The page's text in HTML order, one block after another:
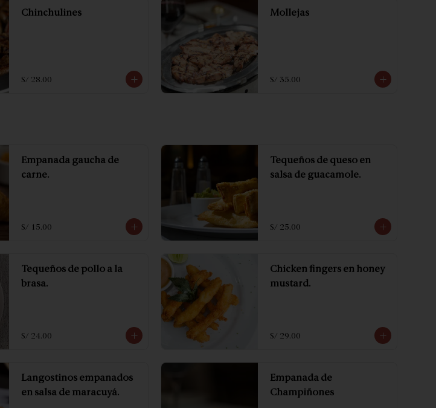
Chinchulines
S/ 28.00
Mollejas
S/ 35.00
Empanada gaucha de
carne.
S/ 15.00
Tequeños de queso en
salsa de guacamole.
S/ 25.00
Tequeños de pollo a la
brasa.
S/ 24.00
Chicken fingers en honey
mustard.
S/ 29.00
Langostinos empanados
en salsa de maracuyá.
Empanada de
Champiñones